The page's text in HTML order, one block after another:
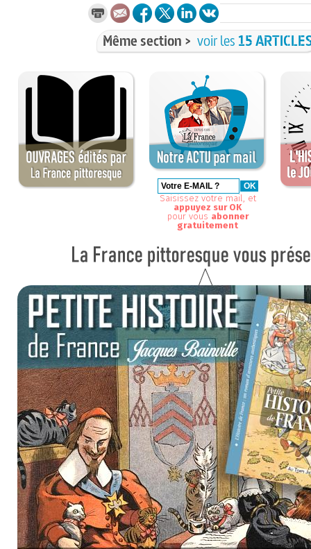
Même section > voir les 15
Saisissez votre mail, et
appuyez sur OK
pour vous abonner
gratuitement